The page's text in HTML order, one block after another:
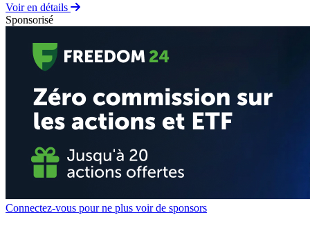
Voir en détails
Sponsorisé
Connectez-vous pour ne plus voir de sponsors